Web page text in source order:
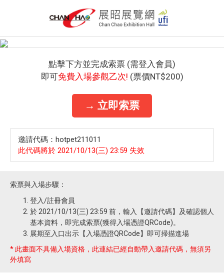
點擊下方並完成索票 (需登入會員)
即可免費入場參觀乙次! (票價NT$200)
→ 立即索票
邀請代碼：hotpet211011
此代碼將於 2021/10/13(三) 23:59 失效
索票與入場步驟：
登入/註冊會員
於 2021/10/13(三) 23:59 前，輸入【邀請代碼】及確認個人
基本資料，即完成索票(獲得入場憑證QRCode)。
展期至入口出示【入場憑證QRCode】即可掃描進場
* 此畫面不具備入場資格，此連結已經自動帶入邀請代碼，無須另
外填寫